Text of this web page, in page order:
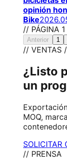
opinión
Bike
// PÁGINA 1
Anterior 1
// VENTAS
¿Listo
un
MOQ,
SOLICITAR
// PRENSA